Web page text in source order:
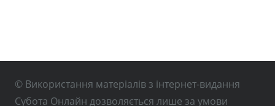
© Використання матеріалів з інтернет-видання
Субота Онлайн дозволяється лише за умови